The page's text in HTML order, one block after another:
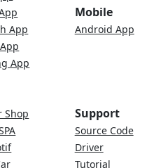
App
App
Mobile
Android App
Shop
Support
Source Code
Driver
Tutorial